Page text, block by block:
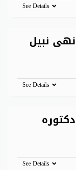
See Details
نبيل
See Details
See Details